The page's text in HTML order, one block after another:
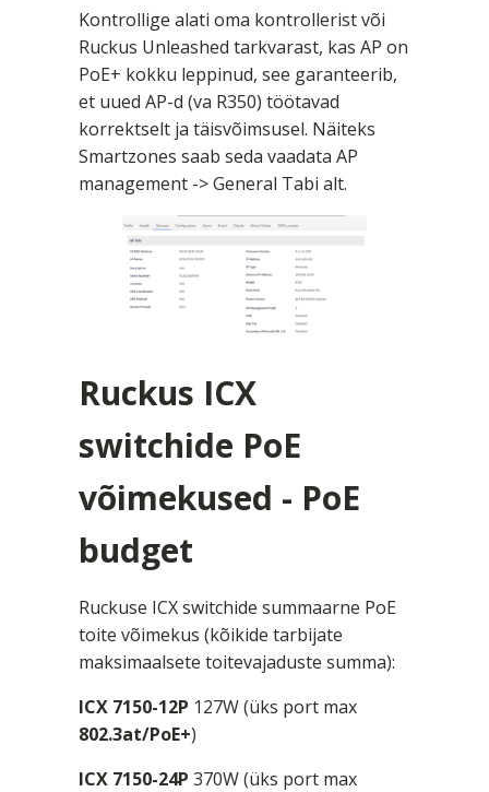
Kontrollige alati oma kontrollerist või
Ruckus Unleashed tarkvarast, kas AP on
PoE+ kokku leppinud, see garanteerib,
et uued AP-d (va R350) töötavad
korrektselt ja täisvõimsusel. Näiteks
Smartzones saab seda vaadata AP
management -> General Tabi alt.
Ruckus ICX
switchide PoE
võimekused - PoE
budget
Ruckuse ICX switchide summaarne PoE
toite võimekus (kõikide tarbijate
maksimaalsete toitevajaduste summa):
ICX 7150-12P 127W (üks port max
802.3at/PoE+)
ICX 7150-24P 370W (üks port max